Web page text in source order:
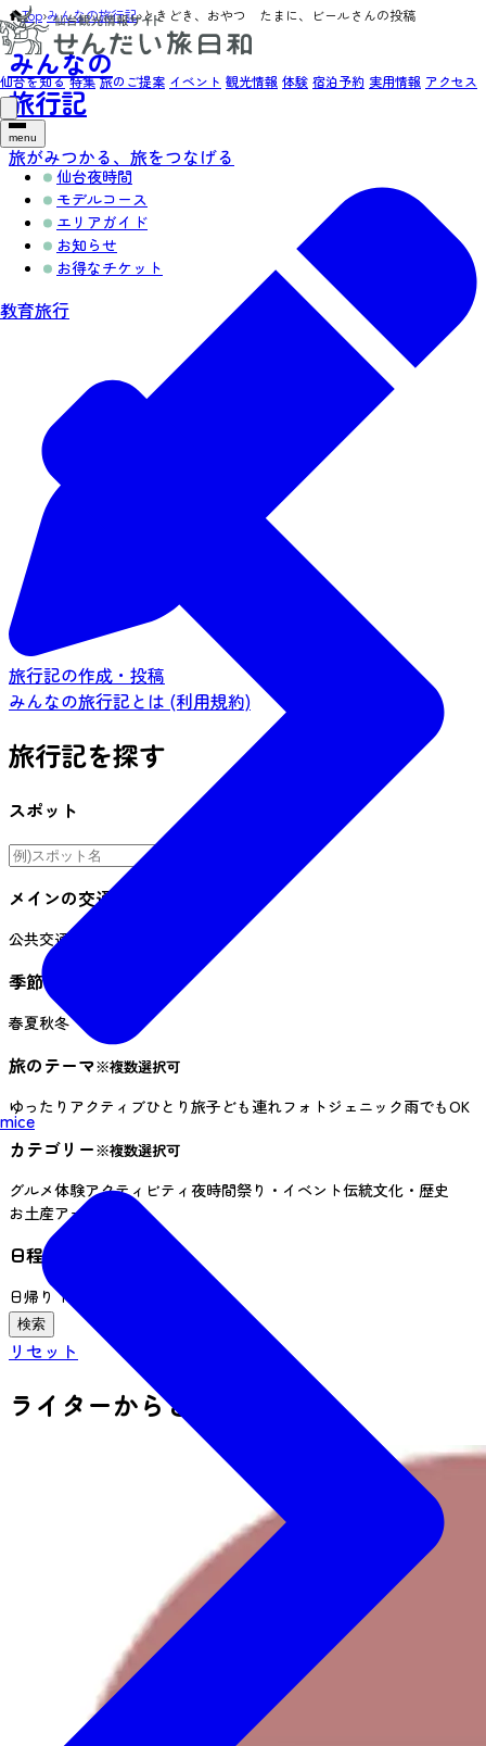
仙台を知る 特集 旅のご提案 イベント 観光情報 体験 宿泊予約 実用情報 アクセス
menu
仙台夜時間
モデルコース
エリアガイド
お知らせ
お得なチケット
教育旅行
mice
Top›みんなの旅行記›ときどき、おやつ たまに、ビールさんの投稿
みんなの
旅行記
旅がみつかる、旅をつなげる
旅行記の作成・投稿
みんなの旅行記とは (利用規約)
旅行記を探す
スポット
メインの交通手段
公共交通機関
季節
春夏秋冬
旅のテーマ※複数選択可
ゆったり アクティブひとり旅子ども連れフォトジェニック雨でもOK
カテゴリー※複数選択可
グルメ体験アクティビティ 夜時間祭り・イベント伝統文化・歴史
お土産アート
日程※複数選択可
日帰り１泊２日
リセット
ライターからさがす